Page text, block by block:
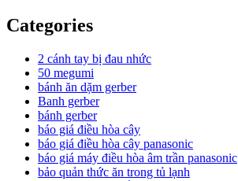
Categories
2 cánh tay bị đau nhức
50 megumi
bánh ăn dặm gerber
Banh gerber
bánh gerber
báo giá điều hòa cây
báo giá điều hòa cây panasonic
báo giá máy điều hòa âm trần panasonic
bảo quản thức ăn trong tủ lạnh